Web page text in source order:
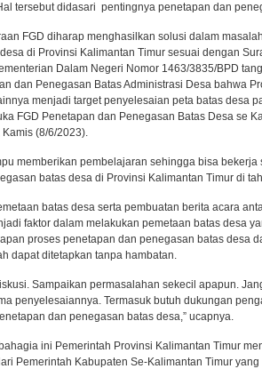
tersebut didasari pentingnya penetapan dan
FGD diharap menghasilkan solusi dalam
di Provinsi Kalimantan Timur sesuai dengan
Dalam Negeri Nomor 1463/3835/BPD
dan Penegasan Batas Administrasi Desa bahwa
menjadi target penyelesaian peta batas desa
FGD Penetapan dan Penegasan Batas Desa se
(8/6/2023).
memberikan pembelajaran sehingga bisa bekerja
batas desa di Provinsi Kalimantan Timur di
batas desa serta pembuatan berita acara
faktor dalam melakukan pemetaan batas desa
proses penetapan dan penegasan batas desa
dapat ditetapkan tanpa hambatan.
Sampaikan permasalahan sekecil apapun.
penyelesaiannya. Termasuk butuh dukungan
dan penegasan batas desa,” ucapnya.
ini Pemerintah Provinsi Kalimantan Timur
Pemerintah Kabupaten Se-Kalimantan Timur